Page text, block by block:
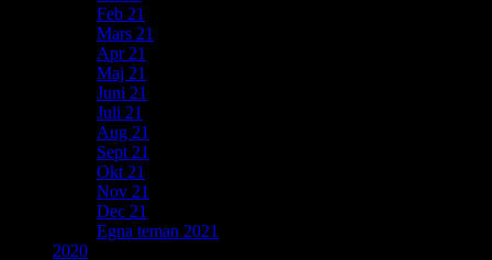
Feb 21
Mars 21
Apr 21
Maj 21
Juni 21
Juli 21
Aug 21
Sept 21
Okt 21
Nov 21
Dec 21
Egna teman 2021
2020